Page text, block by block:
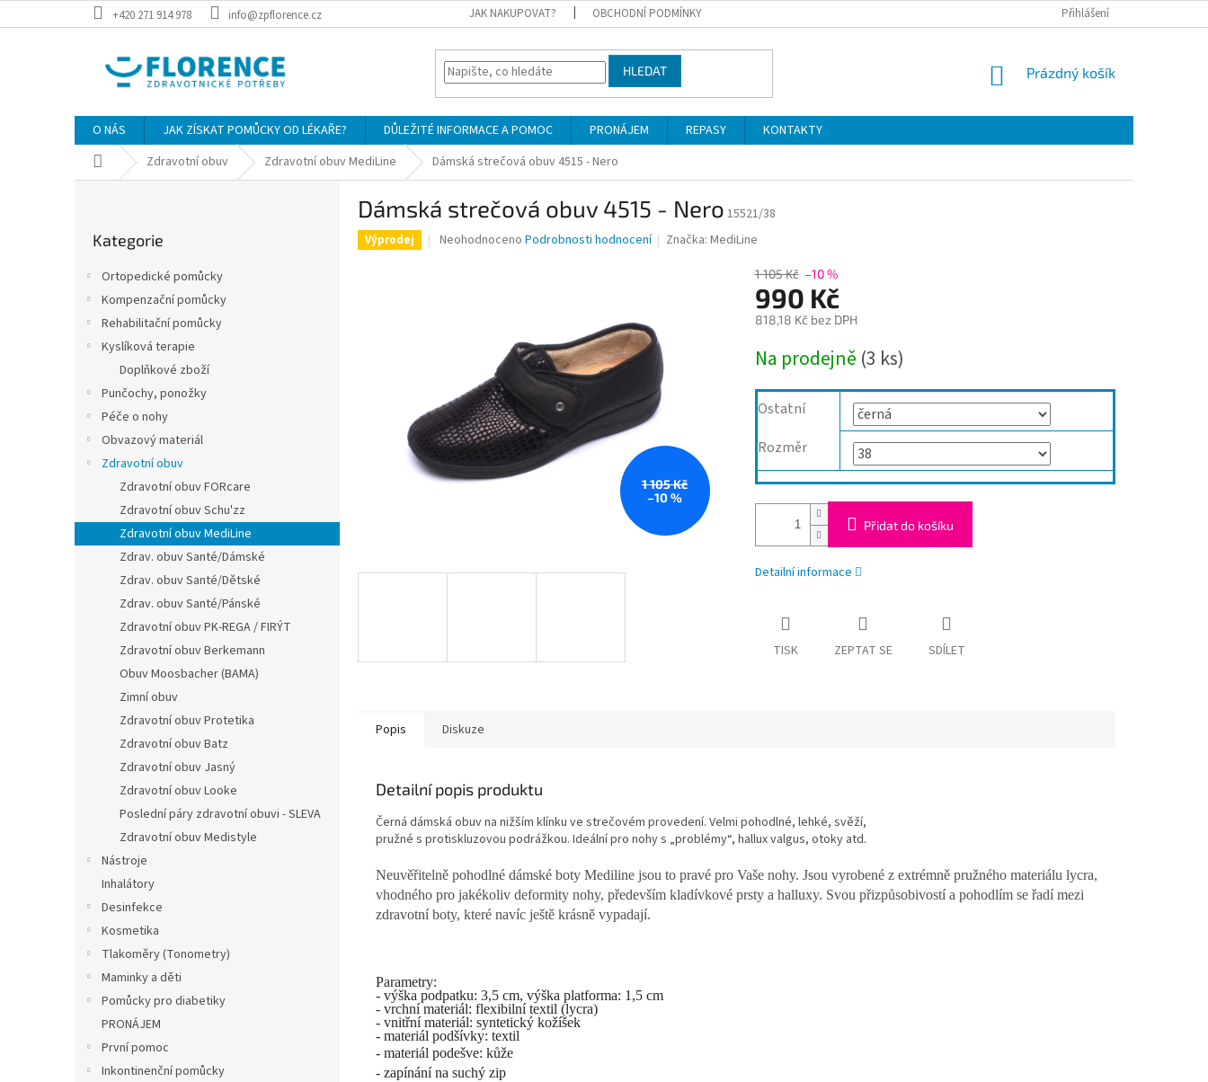
na
+420 271 914 978 info@zpflorence.cz JAK NAKUPOVAT? OBCHODNÍ PODMÍNKY Přihlášení
HLEDAT
NÁKUPNÍ
Prázdný košík
O NÁS JAK ZÍSKAT POMŮCKY OD LÉKAŘE? DŮLEŽITÉ INFORMACE A POMOC PRONÁJEM REPASY
KONTAKTY
Domů Zdravotní obuv Zdravotní obuv MediLine Dámská strečová obuv 4515 - Nero
kategorie
Kategorie
Ortopedické pomůcky
Kompenzační pomůcky
Rehabilitační pomůcky
Kyslíková terapie
Doplňkové zboží
Punčochy, ponožky
Péče o nohy
Obvazový materiál
Zdravotní obuv
Zdravotní obuv FORcare
Zdravotní obuv Schu'zz
Zdravotní obuv MediLine
Zdrav. obuv Santé/Dámské
Zdrav. obuv Santé/Dětské
Zdrav. obuv Santé/Pánské
Zdravotní obuv PK-REGA / FIRÝT
Zdravotní obuv Berkemann
Obuv Moosbacher (BAMA)
Zimní obuv
Zdravotní obuv Protetika
Zdravotní obuv Batz
Zdravotní obuv Jasný
Zdravotní obuv Looke
Poslední páry zdravotní obuvi - SLEVA
Zdravotní obuv Medistyle
Nástroje
Inhalátory
Desinfekce
Kosmetika
Tlakoměry (Tonometry)
Maminky a děti
Pomůcky pro diabetiky
PRONÁJEM
První pomoc
Inkontinenční pomůcky
Dámská strečová obuv 4515 - Nero 15521/38
Výprodej
Průměrné
Neohodnoceno Podrobnosti hodnocení Značka:MediLine
1 105 Kč
–10 %
1 105 Kč –10 %
990 Kč
818,18 Kč bez DPH
cena:
Na prodejně (3 ks)
Ostatní
Rozměr
Přidat do košíku
Detailní informace
TISK ZEPTAT SE SDÍLET
Popis Diskuze
Detailní popis produktu
Černá dámská obuv na nižším klínku ve strečovém provedení. Velmi pohodlné, lehké, svěží,
pružné s protiskluzovou podrážkou. Ideální pro nohy s „problémy“, hallux valgus, otoky atd.
Neuvěřitelně pohodlné dámské boty Mediline jsou to pravé pro Vaše nohy. Jsou vyrobené z extrémně pružného materiálu lycra,
vhodného pro jakékoliv deformity nohy, především kladívkové prsty a halluxy. Svou přizpůsobivostí a pohodlím se řadí mezi
zdravotní boty, které navíc ještě krásně vypadají.
Parametry:
- výška podpatku: 3,5 cm, výška platforma: 1,5 cm
- vrchní materiál: flexibilní textil (lycra)
- vnitřní materiál: syntetický kožíšek
- materiál podšívky: textil
- materiál podešve: kůže
- zapínání na suchý zip